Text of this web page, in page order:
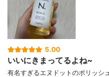
5.00
いいにきまってるよね~
有名すぎるエヌドットのポリッシ